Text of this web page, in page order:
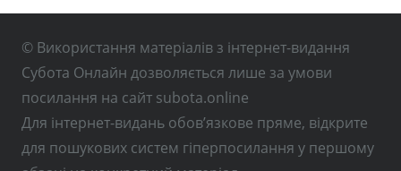
© Використання матеріалів з інтернет-видання
Субота Онлайн дозволяється лише за умови
посилання на сайт subota.online
Для інтернет-видань обов’язкове пряме, відкрите
для пошукових систем гіперпосилання у першому